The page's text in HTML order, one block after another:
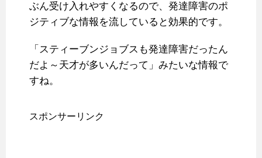
ぶん受け入れやすくなるので、発達障害のポ
ジティブな情報を流していると効果的です。
「スティーブンジョブスも発達障害だったん
だよ～天才が多いんだって」みたいな情報で
すね。
スポンサーリンク